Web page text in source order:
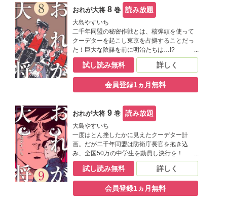
おれが大将8巻 読み放題
大島やすいち
二千年同盟の秘密作戦とは、核弾頭を使って
クーデターを起こし東京を占拠することだっ
た！巨大な陰謀を前に明治たちは…!?
試し読み無料 詳しく
会員登録1ヵ月無料
おれが大将9巻 読み放題
大島やすいち
一度はとん挫したかに見えたクーデター計
画。だが二千年同盟は防衛庁長官を抱き込
み、全国50万の中学生を動員し決行を！
試し読み無料 詳しく
会員登録1ヵ月無料